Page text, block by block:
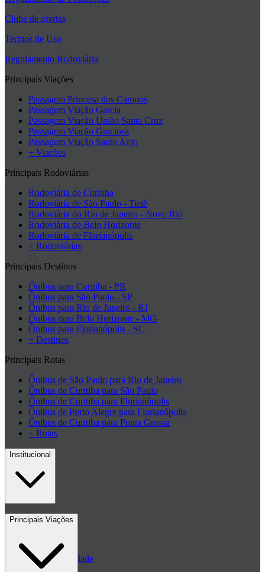
Clube de ofertas
Termos de Uso
Regulamento Rodoviária
Principais Viações
Passagem Princesa dos Campos
Passagem Viação Garcia
Passagem Viação União Santa Cruz
Passagem Viação Graciosa
Passagem Viação Santo Anjo
+ Viações
Principais Rodoviárias
Rodoviária de Curitiba
Rodoviária de São Paulo - Tietê
Rodoviária do Rio de Janeiro - Novo Rio
Rodoviária de Belo Horizonte
Rodoviária de Florianópolis
+ Rodoviárias
Principais Destinos
Ônibus para Curitiba - PR
Ônibus para São Paulo - SP
Ônibus para Rio de Janeiro - RJ
Ônibus para Belo Horizonte - MG
Ônibus para Florianópolis - SC
+ Destinos
Principais Rotas
Ônibus de São Paulo para Rio de Janeiro
Ônibus de Curitiba para São Paulo
Ônibus de Curitiba para Florianópolis
Ônibus de Porto Alegre para Florianópolis
Ônibus de Curitiba para Ponta Grossa
+ Rotas
Institucional
Contato
Políticas de Privacidade
Principais Viações